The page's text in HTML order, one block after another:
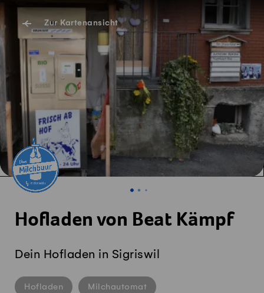
Zur Kartenansicht
Hofladen von Beat Kämpf
Dein Hofladen in Sigriswil
Hofladen Milchautomat